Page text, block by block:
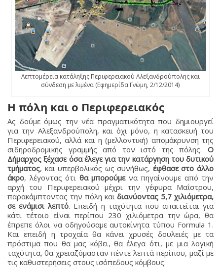
Λεπτομέρεια κατάληξης Περιφερειακού Αλεξανδρούπολης και
σύνδεση με λιμένα (Εφημερίδα Γνώμη, 2/12/2014)
Η πόλη και ο Περιφερειακός
Ας δούμε όμως την νέα πραγματικότητα που δημιουργεί
για την Αλεξανδρούπολη, και όχι μόνο, η κατασκευή του
Περιφερειακού, αλλά και η (μελλοντική) απομάκρυνση της
σιδηροδρομικής γραμμής από τον ιστό της πόλης. Ο
Δήμαρχος ξέχασε όσα έλεγε για την κατάργηση του δυτικού
τμήματος, και υπερβολικός ως συνήθως, έφθασε στο άλλο
άκρο, λέγοντας ότι θα μπορούμενα πηγαίνουμε από την
αρχή του Περιφερειακού μέχρι την γέφυρα Μαΐστρου,
παρακάμπτοντας την πόλη καιδιανύοντας 5,7 χιλιόμετρα,
σε ενάμισι λεπτό. Επειδή η ταχύτητα που απαιτείται για
κάτι τέτοιο είναι περίπου 230 χιλιόμετρα την ώρα, θα
έπρεπε όλοι να οδηγούσαμε αυτοκίνητα τύπου Formula 1.
Και επειδή η τροχαία θα κάνει χρυσές δουλειές με τα
πρόστιμα που θα μας κόβει, θα έλεγα ότι, με μια λογική
ταχύτητα, θα χρειαζόμασταν πέντε λεπτά περίπου, μαζί με
τις καθυστερήσεις στους ισόπεδους κόμβους.